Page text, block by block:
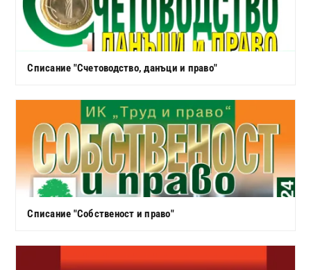
Списание "Счетоводство, данъци и право"
Списание "Собственост и право"